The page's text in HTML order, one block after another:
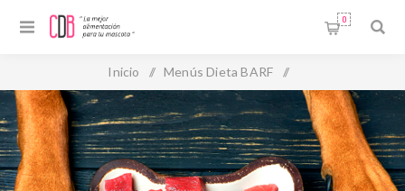
0
Inicio / Menús Dieta BARF /
Solo Carne BARF (perros y gatos)